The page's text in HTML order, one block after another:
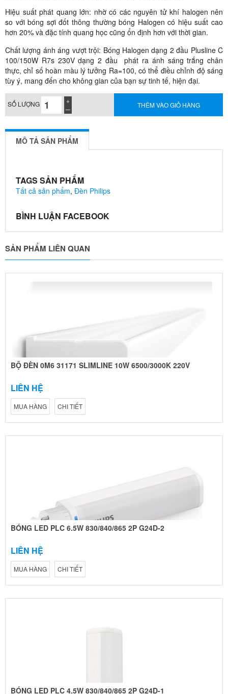
Hiệu suất phát quang lớn: nhờ có các nguyên tử khí halogen nên
so với bóng sợi đốt thông thường bóng Halogen có hiệu suất cao
hơn 20% và đặc tính quang học cũng ổn định hơn với thời gian.
Chất lượng ánh áng vượt trội: Bóng Halogen dạng 2 đầu Plusline C
100/150W R7s 230V dạng 2 đầu phát ra ánh sáng trắng chân
thực, chỉ số hoàn màu lý tưởng Ra=100, có thể điều chỉnh độ sáng
tùy ý, mang đến cho không gian của bạn sự tinh tế, hiện đại.
SỐ LƯỢNG THÊM VÀO GIỎ HÀNG
MÔ TẢ SẢN PHẨM
TAGS SẢN PHẨM
Tất cả sản phẩm, Đèn Philips
BÌNH LUẬN FACEBOOK
SẢN PHẨM LIÊN QUAN
BỘ ĐÈN 0M6 31171 SLIMLINE 10W 6500/3000K 220V
LIÊN HỆ
MUA HÀNG CHI TIẾT
BÓNG LED PLC 6.5W 830/840/865 2P G24D-2
LIÊN HỆ
MUA HÀNG CHI TIẾT
BÓNG LED PLC 4.5W 830/840/865 2P G24D-1